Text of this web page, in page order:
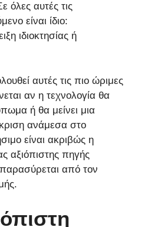
όλες αυτές τις
είναι ίδιο:
ιδιοκτησίας ή
αυτές τις πιο ώριμες
αν η τεχνολογία θα
ή θα μείνει μια
ανάμεσα στο
είναι ακριβώς η
αξιόπιστης πηγής
από τον